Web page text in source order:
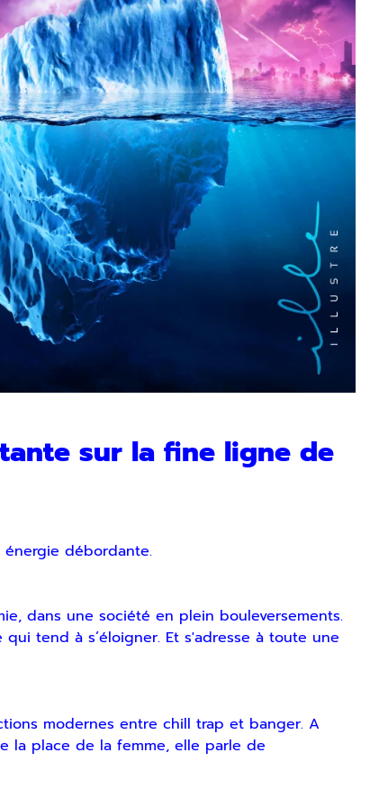
sur la fine ligne de
débordante.
dans une société en plein bouleversements.
tend à s’éloigner. Et s'adresse à toute une
modernes entre chill trap et banger. A
la place de la femme, elle parle de